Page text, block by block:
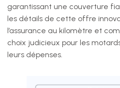
garantissant une couverture
les détails de cette offre
l’assurance au kilomètre et
choix judicieux pour les
leurs dépenses.